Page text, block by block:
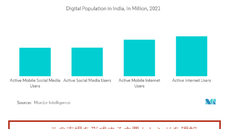
画像 © Mordor Intelligence。再利用にはCC BY 4.0の表示が必要です。